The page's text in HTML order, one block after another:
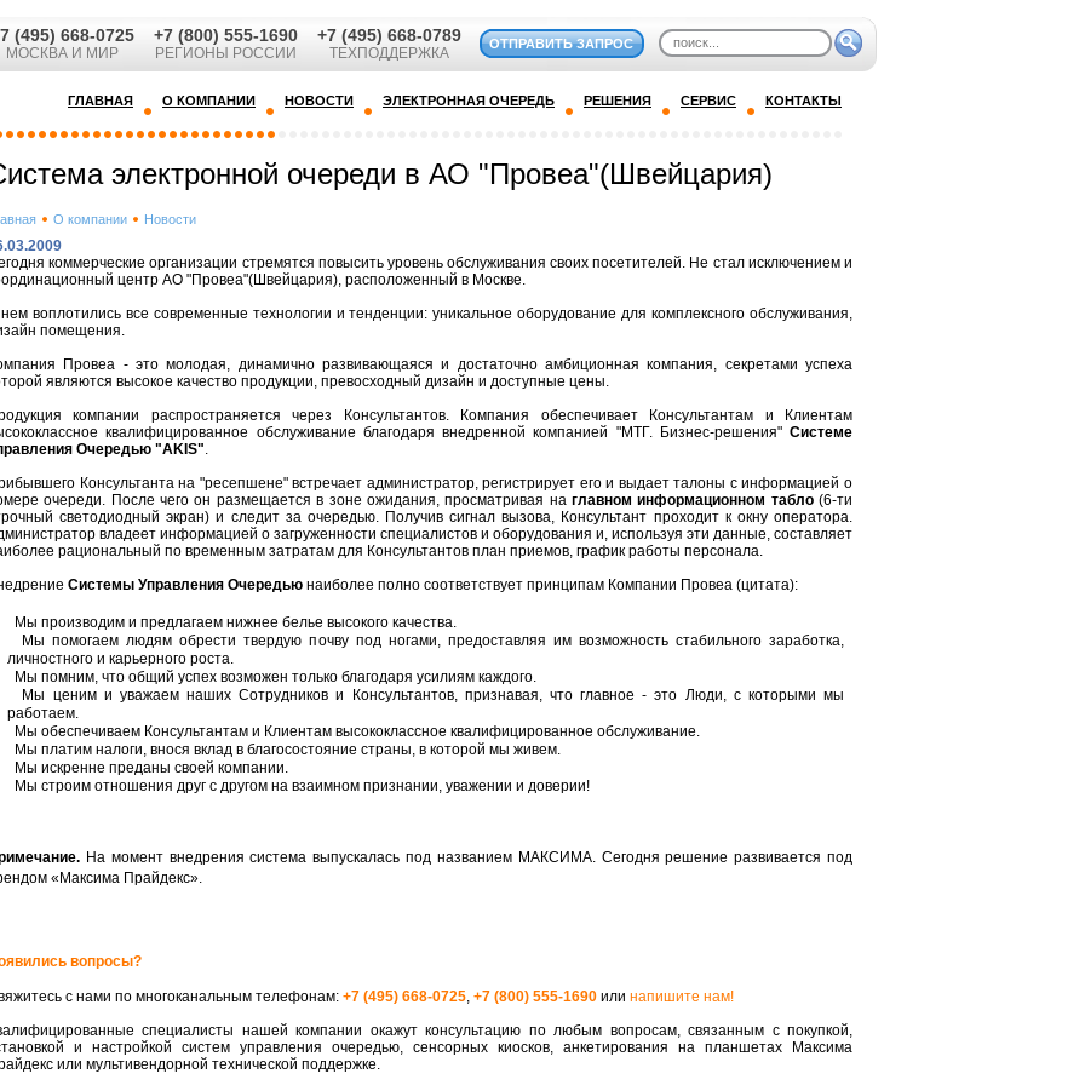
(495) 668-0725
МОСКВА И МИР
+7 (800) 555-1690
РЕГИОНЫ РОССИИ
+7 (495) 668-0789
ТЕХПОДДЕРЖКА
ОТПРАВИТЬ ЗАПРОС
ГЛАВНАЯ О КОМПАНИИ НОВОСТИ ЭЛЕКТРОННАЯ ОЧЕРЕДЬ РЕШЕНИЯ СЕРВИС КОНТАКТЫ
электронной очереди в АО "Провеа"(Швейцария)
О компании Новости
коммерческие организации стремятся повысить уровень обслуживания своих посетителей. Не стал исключением и
центр АО "Провеа"(Швейцария), расположенный в Москве.
воплотились все современные технологии и тенденции: уникальное оборудование для комплексного обслуживания,
помещения.
Провеа - это молодая, динамично развивающаяся и достаточно амбиционная компания, секретами успеха
являются высокое качество продукции, превосходный дизайн и доступные цены.
компании распространяется через Консультантов. Компания обеспечивает Консультантам и Клиентам
квалифицированное обслуживание благодаря внедренной компанией "МТГ. Бизнес-решения" Системе
Очередью "AKIS".
Консультанта на "ресепшене" встречает администратор, регистрирует его и выдает талоны с информацией о
очереди. После чего он размещается в зоне ожидания, просматривая на главном информационном табло(6-ти
светодиодный экран) и следит за очередью. Получив сигнал вызова, Консультант проходит к окну оператора.
владеет информацией о загруженности специалистов и оборудования и, используя эти данные, составляет
рациональный по временным затратам для Консультантов план приемов, график работы персонала.
Системы Управления Очередью наиболее полно соответствует принципам Компании Провеа (цитата):
Мы производим и предлагаем нижнее белье высокого качества.
Мы помогаем людям обрести твердую почву под ногами, предоставляя им возможность стабильного заработка,
личностного и карьерного роста.
Мы помним, что общий успех возможен только благодаря усилиям каждого.
Мы ценим и уважаем наших Сотрудников и Консультантов, признавая, что главное - это Люди, с которыми мы
работаем.
Мы обеспечиваем Консультантам и Клиентам высококлассное квалифицированное обслуживание.
Мы платим налоги, внося вклад в благосостояние страны, в которой мы живем.
Мы искренне преданы своей компании.
Мы строим отношения друг с другом на взаимном признании, уважении и доверии!
На момент внедрения система выпускалась под названием МАКСИМА. Сегодня решение развивается под
«Максима Прайдекс».
вопросы?
с нами по многоканальным телефонам: +7 (495) 668-0725, +7 (800) 555-1690 или напишите нам!
специалисты нашей компании окажут консультацию по любым вопросам, связанным с покупкой,
и настройкой систем управления очередью, сенсорных киосков, анкетирования на планшетах Максима
или мультивендорной технической поддержке.